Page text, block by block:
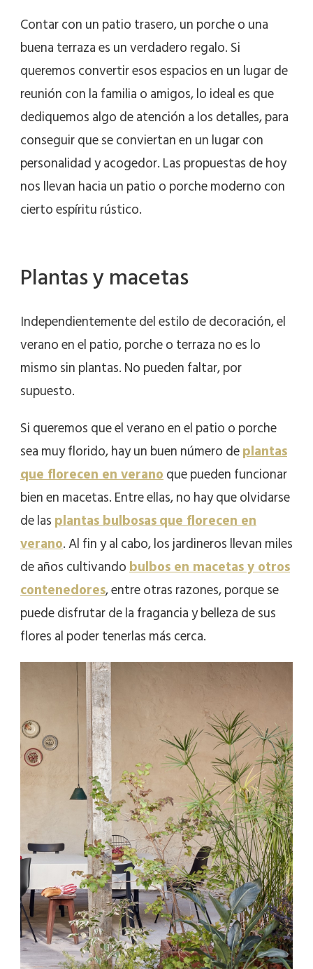
Contar con un patio trasero, un porche o una
buena terraza es un verdadero regalo. Si
queremos convertir esos espacios en un lugar de
reunión con la familia o amigos, lo ideal es que
dediquemos algo de atención a los detalles, para
conseguir que se conviertan en un lugar con
personalidad y acogedor. Las propuestas de hoy
nos llevan hacia un patio o porche moderno con
cierto espíritu rústico.
Plantas y macetas
Independientemente del estilo de decoración, el
verano en el patio, porche o terraza no es lo
mismo sin plantas. No pueden faltar, por
supuesto.
Si queremos que el verano en el patio o porche
sea muy florido, hay un buen número deplantas
que florecen en veranoque pueden funcionar
bien en macetas. Entre ellas, no hay que olvidarse
de lasplantas bulbosasque florecen en
verano. Al fin y al cabo, los jardineros llevan miles
de años cultivandobulbos en macetas y otros
contenedores, entre otras razones, porque se
puede disfrutar de la fragancia y belleza de sus
flores al poder tenerlas más cerca.